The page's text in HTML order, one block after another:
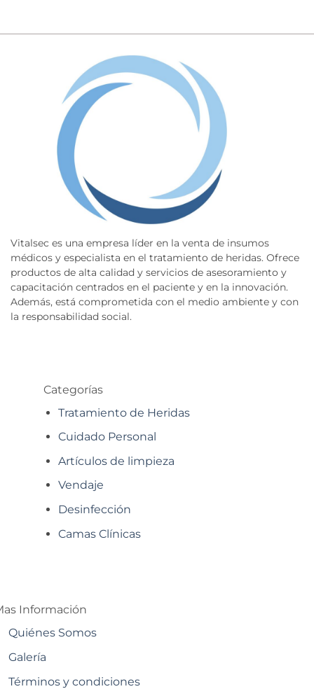
Vitalsec es una empresa líder en la venta de insumos
médicos y especialista en el tratamiento de heridas. Ofrece
productos de alta calidad y servicios de asesoramiento y
capacitación centrados en el paciente y en la innovación.
Además, está comprometida con el medio ambiente y con
la responsabilidad social.
Categorías
Tratamiento de Heridas
Cuidado Personal
Artículos de limpieza
Vendaje
Desinfección
Camas Clínicas
Información
Quiénes Somos
Galería
Términos y condiciones